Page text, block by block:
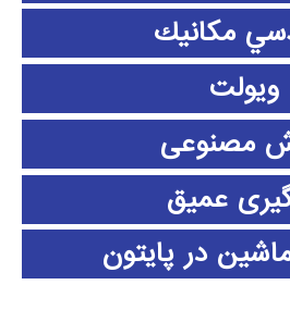
مكانيك
ویولت
مصنوعی
عمیق
در پایتون